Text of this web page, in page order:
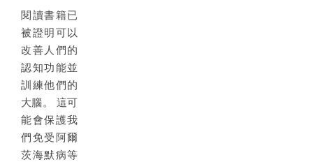
閱讀書籍已
被證明可以
改善人們的
認知功能並
訓練他們的
大腦。 這可
能會保護我
們免受阿爾
茨海默病等